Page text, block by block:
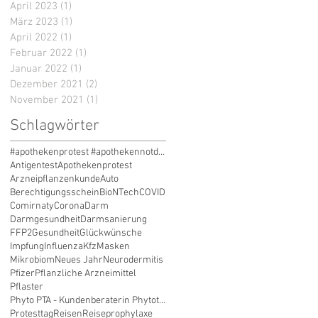
April 2023 (1)
März 2023 (1)
April 2022 (1)
Februar 2022 (1)
Januar 2022 (1)
Dezember 2021 (2)
November 2021 (1)
Schlagwörter
#apothekenprotest #apothekennotdienst #apothekenprotesttag #apothekensterben #zukunftsklau #liefere
AntigentestApothekenprotest
ArzneipflanzenkundeAuto
BerechtigungsscheinBioNTechCOVID
ComirnatyCoronaDarm
DarmgesundheitDarmsanierung
FFP2GesundheitGlückwünsche
ImpfungInfluenzaKfzMasken
MikrobiomNeues JahrNeurodermitis
PfizerPflanzliche Arzneimittel
Pflaster
Phyto PTA - Kundenberaterin Phytotherapie
ProtesttagReisenReiseprophylaxe